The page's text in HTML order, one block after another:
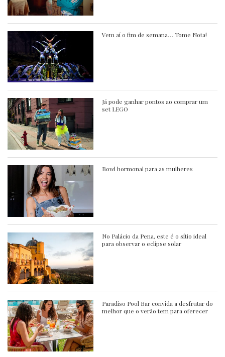
Vem aí o fim de semana… Tome Nota!
Já pode ganhar pontos ao comprar um
set LEGO
Bowl hormonal para as mulheres
No Palácio da Pena, este é o sítio ideal
para observar o eclipse solar
Paradiso Pool Bar convida a desfrutar do
melhor que o verão tem para oferecer